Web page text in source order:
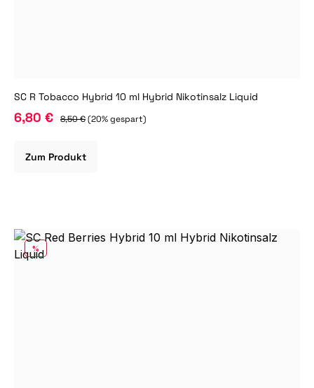
SC R Tobacco Hybrid 10 ml Hybrid Nikotinsalz Liquid
6,80 € 8,50 €(20% gespart)
Zum Produkt
RABATT
%